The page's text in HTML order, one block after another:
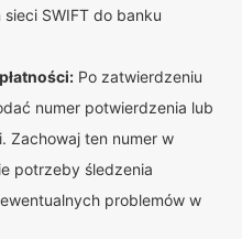
SWIFT do banku
Po zatwierdzeniu
numer potwierdzenia lub
Zachowaj ten numer w
potrzeby śledzenia
problemów w